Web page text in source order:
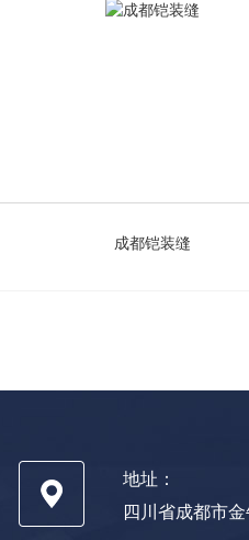
成都铠装缝
地址：
四川省成都市